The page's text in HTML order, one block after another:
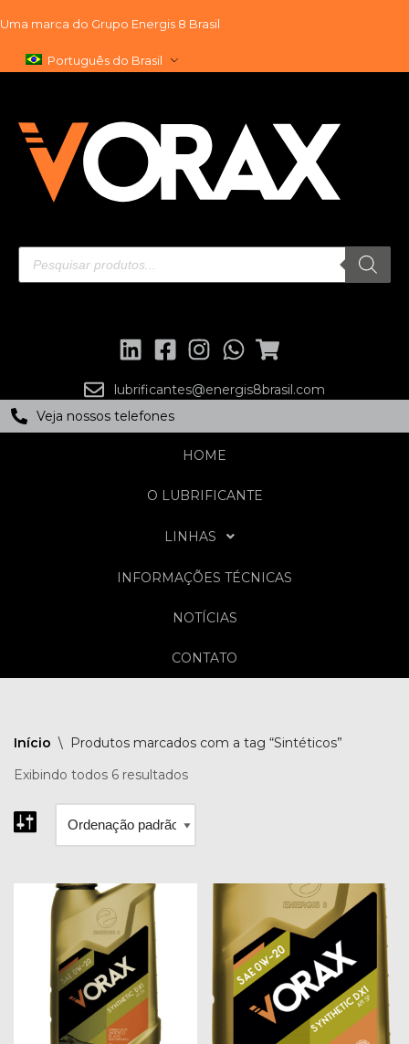
para
Uma marca do Grupo Energis 8 Brasil
Português do Brasil
lubrificantes@energis8brasil.com
Veja nossos telefones
HOME
O LUBRIFICANTE
LINHAS
INFORMAÇÕES TÉCNICAS
NOTÍCIAS
CONTATO
Início \ Produtos marcados com a tag “Sintéticos”
Exibindo todos 6 resultados